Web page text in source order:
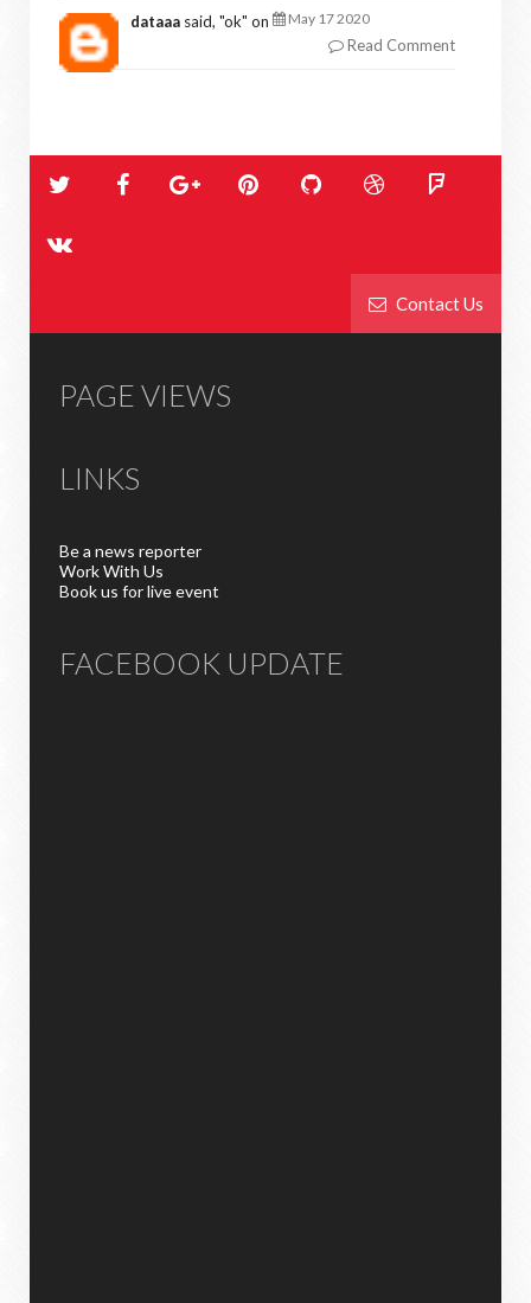
dataaa said, "ok" on May 17 2020
Read Comment
Contact Us
PAGE VIEWS
LINKS
Be a news reporter
Work With Us
Book us for live event
FACEBOOK UPDATE